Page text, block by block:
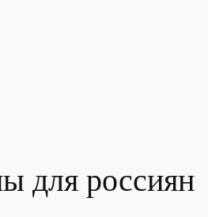
для россиян